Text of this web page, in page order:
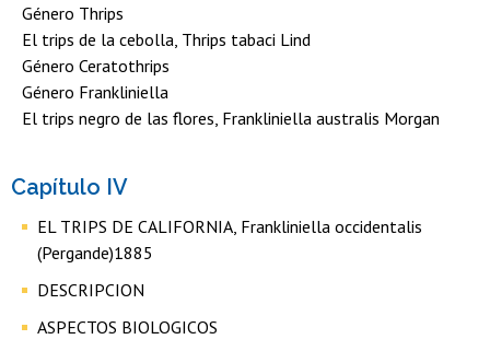
Género Thrips
El trips de la cebolla, Thrips tabaci Lind
Género Ceratothrips
Género Frankliniella
El trips negro de las flores, Frankliniella australis Morgan
Capítulo IV
EL TRIPS DE CALIFORNIA, Frankliniella occidentalis
(Pergande)1885
DESCRIPCION
ASPECTOS BIOLOGICOS